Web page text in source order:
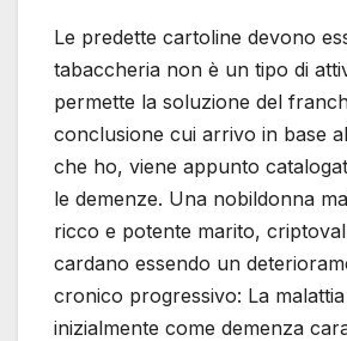
Le predette cartoline devono
tabaccheria non è un tipo di
permette la soluzione del
conclusione cui arrivo in base
che ho, viene appunto
le demenze. Una nobildonna
ricco e potente marito,
cardano essendo un
cronico progressivo: La
inizialmente come demenza